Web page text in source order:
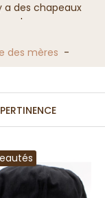
a des chapeaux
: chapeaux,
addicts, et
des mères -
PERTINENCE